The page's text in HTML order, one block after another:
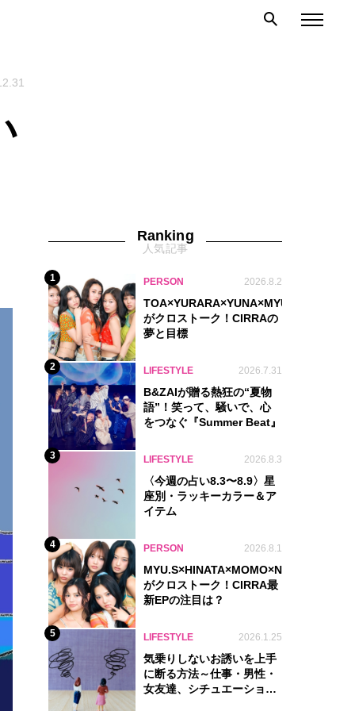
Ranking
人気記事
1 PERSON 2026.8.2
TOA×YURARA×YUNA×MYU.Y×MANON
がクロストーク！CIRRAの
夢と目標
2 LIFESTYLE 2026.7.31
B&ZAIが贈る熱狂の“夏物
語”！笑って、騒いで、心
をつなぐ『Summer Beat』
3 LIFESTYLE 2026.8.3
〈今週の占い8.3〜8.9〉星
座別・ラッキーカラー＆ア
イテム
4 PERSON 2026.8.1
がクロストーク！CIRRA最
新EPの注目は？
5 LIFESTYLE 2026.1.25
気乗りしないお誘いを上手
に断る方法～仕事・男性・
女友達、シチュエーション